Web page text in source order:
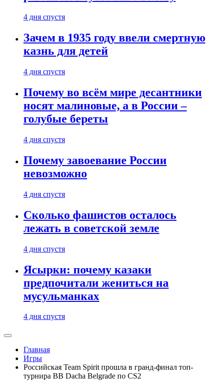
4 дня спустя
Зачем в 1935 году ввели смертную
казнь для детей
4 дня спустя
Почему во всём мире десантники
носят малиновые, а в России –
голубые береты
4 дня спустя
Почему завоевание России
невозможно
4 дня спустя
Сколько фашистов осталось
лежать в советской земле
4 дня спустя
Ясырки: почему казаки
предпочитали жениться на
мусульманках
4 дня спустя
Главная
Игры
Российская Team Spirit прошла в гранд-финал топ-
турнира BB Dacha Belgrade по CS2